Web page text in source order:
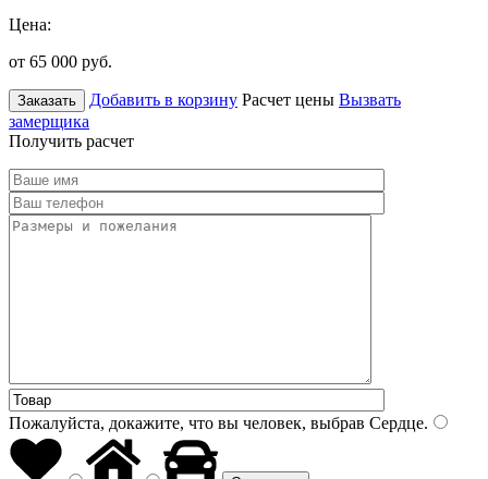
Цена:
от 65 000 руб.
Заказать Добавить в корзину Расчет цены Вызвать
замерщика
Получить расчет
Пожалуйста, докажите, что вы человек, выбрав Сердце.